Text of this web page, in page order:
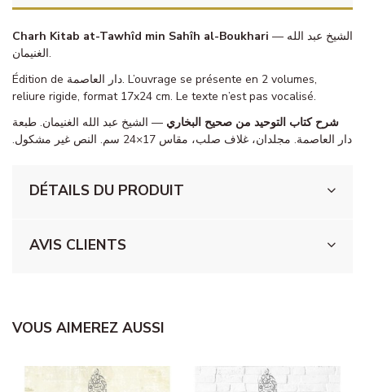
Charh Kitab at-Tawhîd min Sahîh al-Boukhari — الشيخ عبد الله
الغنيمان.
Édition de دار العاصمة. L’ouvrage se présente en 2 volumes,
reliure rigide, format 17x24 cm. Le texte n’est pas vocalisé.
شرح كتاب التوحيد من صحيح البخاري — الشيخ عبد الله الغنيمان. طبعة
دار العاصمة. مجلدان، غلاف صلب، مقاس 17×24 سم. النص غير مشكول.
DÉTAILS DU PRODUIT
AVIS CLIENTS
VOUS AIMEREZ AUSSI